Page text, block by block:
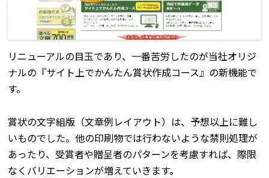
リニューアルの目玉であり、一番苦労したのが当社オリジ
ナルの『サイト上でかんたん賞状作成コース』の新機能で
す。
賞状の文字組版（文章例レイアウト）は、予想以上に難し
いものでした。他の印刷物では行わないような禁則処理が
あったり、受賞者や贈呈者のパターンを考慮すれば、際限
なくバリエーションが増えていきます。